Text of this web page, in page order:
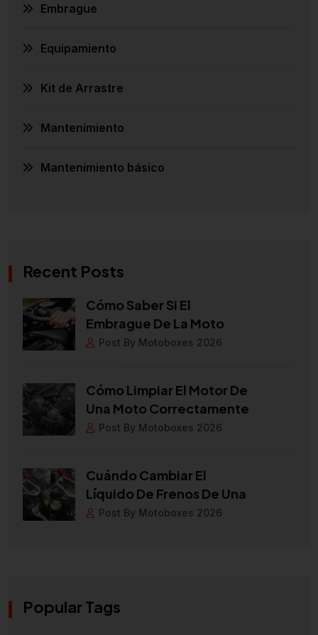
Embrague
Equipamiento
Kit de Arrastre
Mantenimiento
Mantenimiento básico
Recent Posts
Cómo Saber Si El
Embrague De La Moto
Post By Motoboxes 2026
Cómo Limpiar El Motor De
Una Moto Correctamente
Post By Motoboxes 2026
Cuándo Cambiar El
Líquido De Frenos De Una
Post By Motoboxes 2026
Popular Tags